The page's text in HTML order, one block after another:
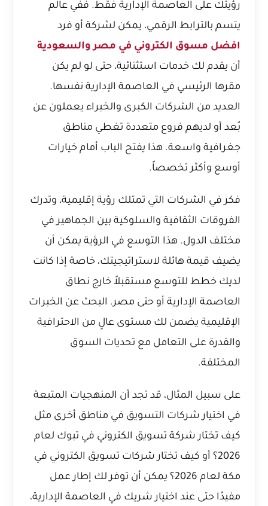
رؤيتك على العاصمة الإدارية فقط. ففي عالم
يتسم بالترابط الرقمي، يمكن لشركة أو فرد
افضل مسوق الكتروني في مصر والسعودية
أن يقدم لك خدمات استثنائية، حتى لو لم يكن
مقرها الرئيسي في العاصمة الإدارية نفسها.
العديد من الشركات الكبرى والخبراء يعملون عن
بُعد أو لديهم فروع متعددة تغطي مناطق
جغرافية واسعة. هذا يفتح الباب أمام خيارات
أوسع وأكثر تخصصاً.
فكر في الشركات التي تمتلك رؤية إقليمية، وتدرك
الفروقات الثقافية والسلوكية بين الجماهير في
مختلف الدول. هذا التوسع في الرؤية يمكن أن
يضيف قيمة هائلة لاستراتيجيتك، خاصة إذا كانت
لديك خطط للتوسع مستقبلاً خارج نطاق
العاصمة الإدارية أو حتى مصر. البحث عن الخبرات
الإقليمية يضمن لك مستوى عالٍ من الاحترافية
والقدرة على التعامل مع تحديات السوق
المختلفة.
على سبيل المثال، قد تجد أن المنهجيات المتبعة
في اختيار شركات التسويق في مناطق أخرى مثل
كيف تختار شركة تسويق الكتروني في تبوك لعام
2026؟
أو كيف تختار شركات تسويق الكتروني في
مكة لعام 2026؟
يمكن أن توفر لك إطار عمل
مفيدًا حتى عند اختيار شريك في العاصمة الإدارية،